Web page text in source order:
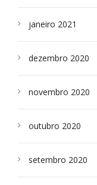
janeiro 2021
dezembro 2020
novembro 2020
outubro 2020
setembro 2020